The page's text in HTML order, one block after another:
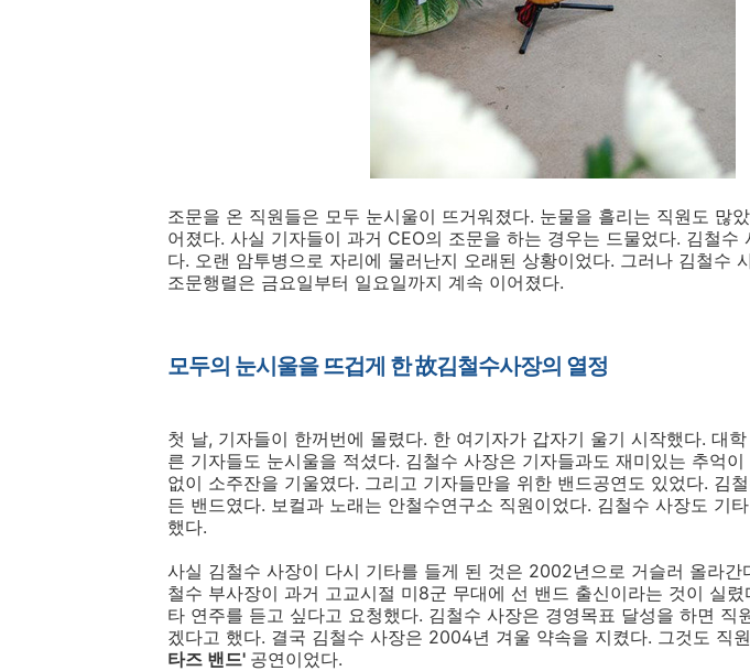
조문을 온 직원들은 모두 눈시울이 뜨거워졌다. 눈물을 흘리는 직원도 많
어졌다. 사실 기자들이 과거 CEO의 조문을 하는 경우는 드물었다. 김철수
다. 오랜 암투병으로 자리에 물러난지 오래된 상황이었다. 그러나 김철수
조문행렬은 금요일부터 일요일까지 계속 이어졌다.
모두의 눈시울을 뜨겁게 한 故김철수사장의 열정
첫 날, 기자들이 한꺼번에 몰렸다. 한 여기자가 갑자기 울기 시작했다. 대
른 기자들도 눈시울을 적셨다. 김철수 사장은 기자들과도 재미있는 추억
없이 소주잔을 기울였다. 그리고 기자들만을 위한 밴드공연도 있었다. 김
든 밴드였다. 보컬과 노래는 안철수연구소 직원이었다. 김철수 사장도 기
했다.
사실 김철수 사장이 다시 기타를 들게 된 것은 2002년으로 거슬러 올라간
철수 부사장이 과거 고교시절 미8군 무대에 선 밴드 출신이라는 것이 실
타 연주를 듣고 싶다고 요청했다. 김철수 사장은 경영목표 달성을 하면 직
겠다고 했다. 결국 김철수 사장은 2004년 겨울 약속을 지켰다. 그것도 직
타즈 밴드' 공연이었다.